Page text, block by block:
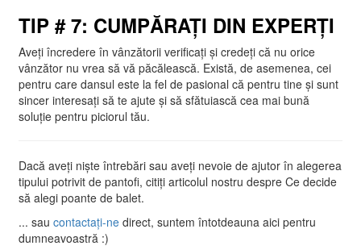
TIP #7: CUMPĂRAȚI DIN EXPERȚI
Aveți încredere în vânzătorii verificați și credeți că nu orice
vânzător nu vrea să vă păcălească. Există, de asemenea, cei
pentru care dansul este la fel de pasional că pentru tine și sunt
sincer interesați să te ajute și să sfătuiască cea mai bună
soluție pentru piciorul tău.
Dacă aveți niște întrebări sau aveți nevoie de ajutor în alegerea
tipului potrivit de pantofi, citiți articolul nostru despre Ce decide
să alegi poante de balet.
... sau contactați-ne direct, suntem întotdeauna aici pentru
dumneavoastră :)